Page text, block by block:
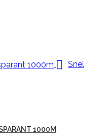
 Snel
1000M